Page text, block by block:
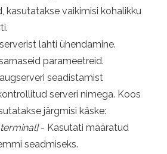
kasutatakse vaikimisi kohalikku
lahti ühendamine.
parameetreid.
seadistamist
serveri nimega. Koos
järgmisi käske:
- Kasutati määratud
seadmiseks.